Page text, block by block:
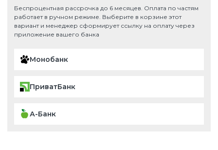
Беспроцентная рассрочка до 6 месяцев. Оплата по частям
работает в ручном режиме. Выберите в корзине этот
вариант и менеджер сформирует ссылку на оплату через
приложение вашего банка
Монобанк
ПриватБанк
А-Банк